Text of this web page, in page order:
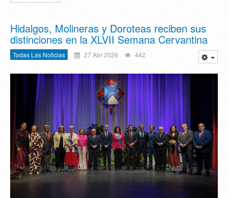
Hidalgos, Molineras y Doroteas reciben sus
distinciones en la XLVII Semana Cervantina
Todas Las Noticias 27 Abr 2026 442